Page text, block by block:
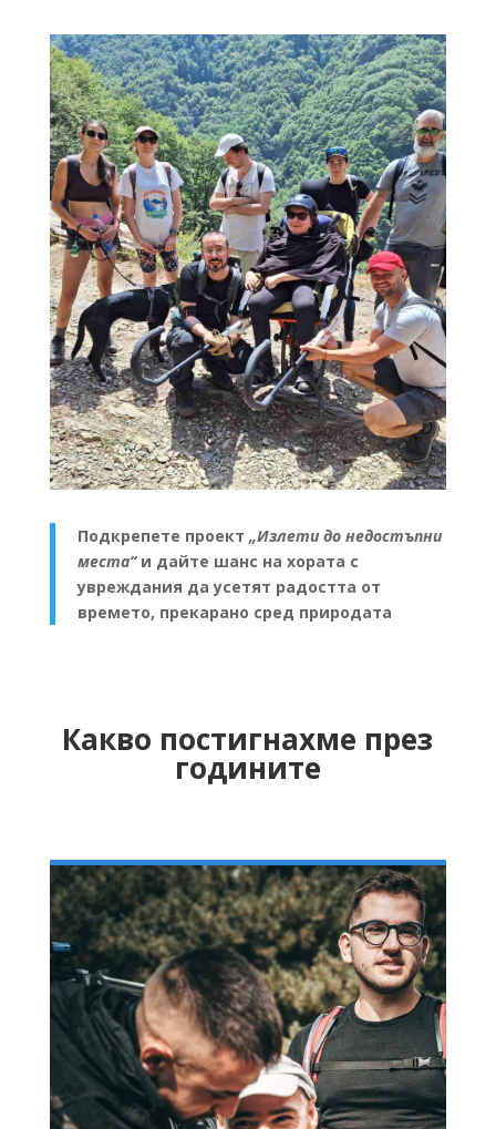
Подкрепете проект „Излети до недостъпни
места“и дайте шанс на хората с
увреждания да усетят радостта от
времето, прекарано сред природата
Какво постигнахме през
годините